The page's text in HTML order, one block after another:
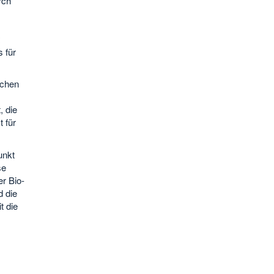
für
die
für
Bio-
die
die